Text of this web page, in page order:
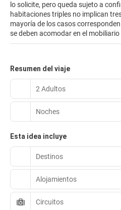
lo solicite, pero queda sujeto a
habitaciones triples no implican
mayoría de los casos
se deben acomodar en el
Resumen del viaje
2 Adultos
Noches
Esta idea incluye
Destinos
Alojamientos
Circuitos